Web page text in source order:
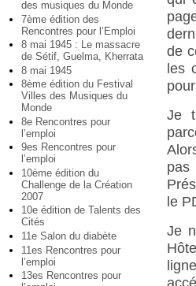
des musiques du Monde
7ème édition des
Rencontres pour l’Emploi
8 mai 1945 : Le massacre
de Sétif, Guelma, Kherrata
8 mai 1945
8ème édition du Festival
Villes des Musiques du
Monde
8e Rencontres pour
l’emploi
9es Rencontres pour
l’emploi
10ème édition du
Challenge de la Création
2007
10e édition de Talents des
Cités
11e Salon du diabète
11es Rencontres pour
l’emploi
13es Rencontres pour
de
les
Je
le
Je